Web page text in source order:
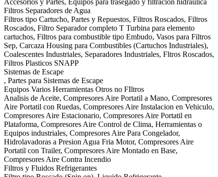
Accesorios y Partes, Equipos para trasegado y filtracion hidraulica
Filtros Separadores de Agua
Filtros tipo Cartucho, Partes y Repuestos, Filtros Roscados, Filtros
Roscados, Filtro Separador completo T Turbina para elemento
cartuchos, Filtros para combustible tipo Embudo, Vasos para Filtros
Sep, Carcaza Housing para Combustibles (Cartuchos Industriales),
Coalescentes Industriales, Separadores Industriales, Fltros Roscados,
Filtros Plasticos SNAPP
Sistemas de Escape
, Partes para Sistemas de Escape
Equipos Varios Herramientas Otros no FIltros
Analisis de Aceite, Compresores Aire Portatil a Mano, Compresores
Aire Portatil con Ruedas, Compresores Aire Instalacion en Vehiculo,
Compresores Aire Estacionario, Compresores Aire Portatil en
Plataforma, Compresores Aire Control de Clima, Herramientas o
Equipos industriales, Compresores Aire Para Congelador,
Hidrolavadoras a Presion Agua Fria Motor, Compresores Aire
Portatil con Trailer, Compresores Aire Montado en Base,
Compresores Aire Contra Incendio
Filtros y Fluidos Refrigerantes